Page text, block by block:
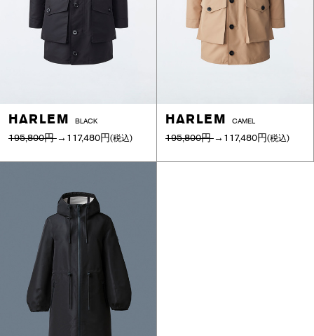
HARLEM BLACK
195,800円→ 117,480円(税込)
HARLEM CAMEL
195,800円→ 117,480円(税込)